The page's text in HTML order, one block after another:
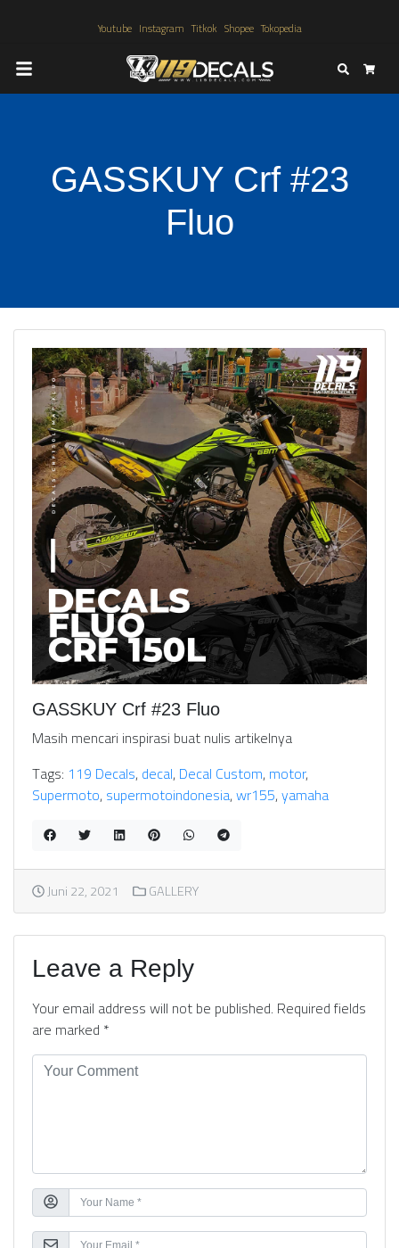
Youtube Instagram Titkok Shopee Tokopedia
SearchCart
GASSKUY Crf #23
Fluo
GASSKUY Crf #23 Fluo
Masih mencari inspirasi buat nulis artikelnya
Tags: 119 Decals, decal, Decal Custom, motor,
Supermoto, supermotoindonesia,wr155,yamaha
Juni 22, 2021 GALLERY
Leave a Reply
Your email address will not be published. Required fields
are marked *